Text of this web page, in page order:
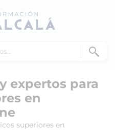
expertos para
en
superiores en